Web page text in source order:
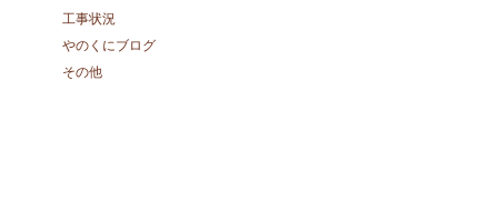
工事状況
やのくにブログ
その他